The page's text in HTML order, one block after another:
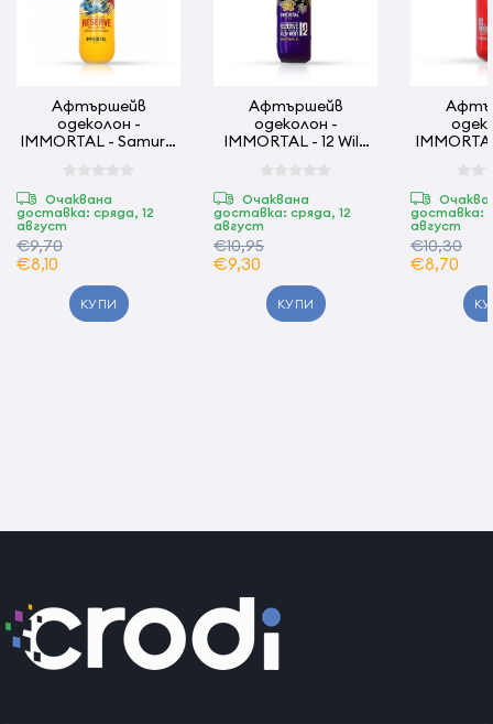
Aфтършейв
одеколон -
IMMORTAL - Samurai
Очаквана
доставка: сряда, 12
август
€9,70
€8,10
КУПИ
Афтършейв
одеколон -
IMMORTAL - 12 Wild
Очаквана
доставка: сряда, 12
август
€10,95
€9,30
КУПИ
доставка:
август
€10,30
€8,70